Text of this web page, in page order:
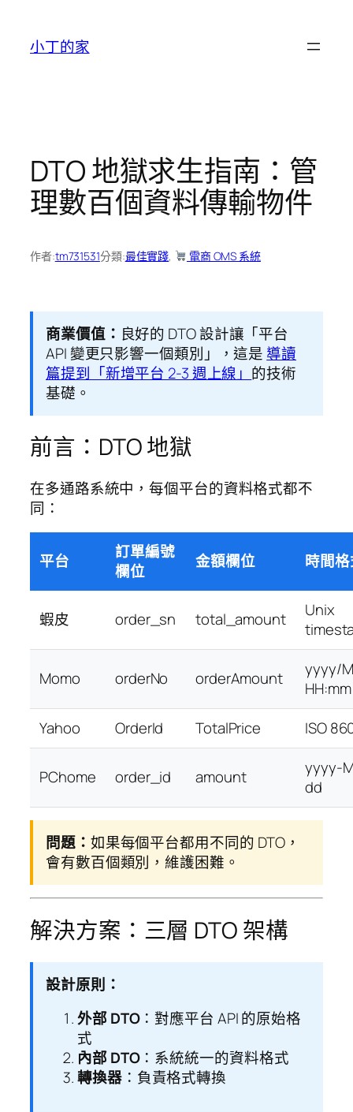
小丁的家
DTO 地獄求生指南：管
理數百個資料傳輸物件
作者:tm731531分類:最佳實踐, 電商 OMS 系統
商業價值： 良好的 DTO 設計讓「平台
API 變更只影響一個類別」，這是 導讀
篇提到「新增平台 2-3 週上線」 的技術
基礎。
前言：DTO 地獄
在多通路系統中，每個平台的資料格式都不
同：
平台
訂單編號
欄位
金額欄位 時間
蝦皮 order_sn total_amount
Unix
Momo orderNo orderAmount
yyyy/
HH:mm
Yahoo
OrderId TotalPrice ISO
PChome order_id amount
yyyy-
dd
問題： 如果每個平台都用不同的 DTO，
會有數百個類別，維護困難。
解決方案：三層 DTO 架構
設計原則：
外部 DTO：對應平台 API 的原始格
式
內部 DTO：系統統一的資料格式
轉換器：負責格式轉換